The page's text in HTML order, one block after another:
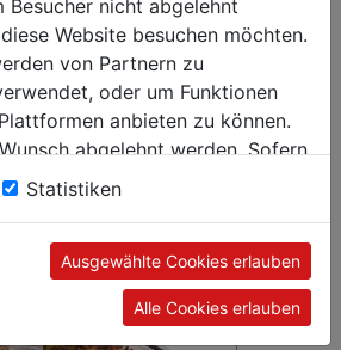
Handling – Praktisches
mit Gas im Außenbereich.
Besucher nicht abgelehnt
Website besuchen möchten.
von Partnern zu
oder um Funktionen
anbieten zu können.
abgelehnt werden. Sofern
weiter nutzen, geben Sie
Cookies.
Statistiken
Ausgewählte Cookies erlauben
Alle Cookies erlauben